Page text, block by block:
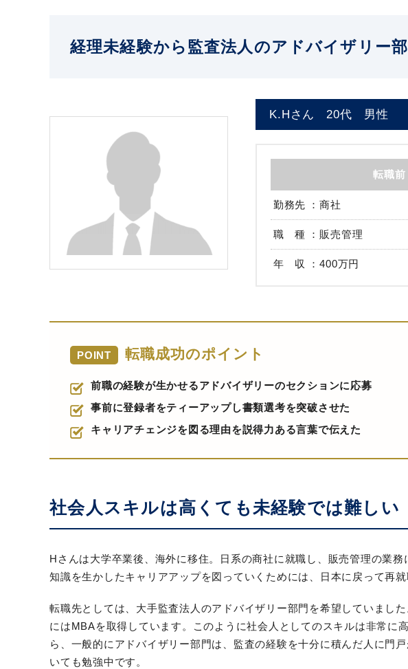
経理未経験から監査法人のアドバイザリー
K.Hさん 20代 男性
転職前
勤務先 商社
職 種 販売管理
年 収 400万円
POINT 転職成功のポイント
前職の経験が生かせるアドバイザリーのセクションに応募
事前に登録者をティーアップし書類選考を突破させた
キャリアチェンジを図る理由を説得力ある言葉で伝えた
社会人スキルは高くても未経験では難しい
Hさんは大学卒業後、海外に移住。日系の商社に就職し、販売管理の業
知識を生かしたキャリアアップを図っていくためには、日本に戻って再
転職先としては、大手監査法人のアドバイザリー部門を希望していまし
にはMBAを取得しています。このように社会人としてのスキルは非常に
ら、一般的にアドバイザリー部門は、監査の経験を十分に積んだ人に門
いても勉強中です。